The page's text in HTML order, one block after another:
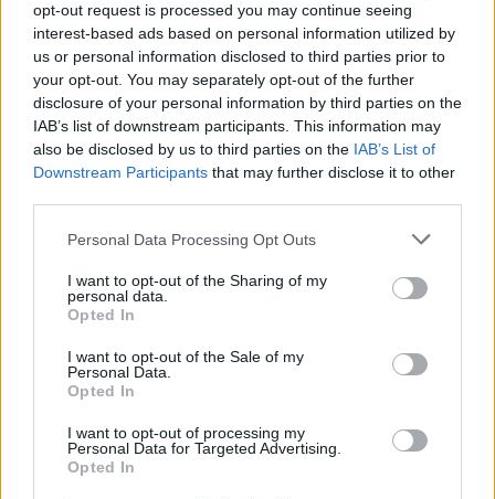
opt-out request is processed you may continue seeing
interest-based ads based on personal information utilized by
us or personal information disclosed to third parties prior to
your opt-out. You may separately opt-out of the further
disclosure of your personal information by third parties on the
IAB’s list of downstream participants. This information may
also be disclosed by us to third parties on the IAB’s List of
Downstream Participants that may further disclose it to other
Please note that this website/app uses one or more Google
not limited to your visit or usage behaviour. You may click to
grant or deny consent to Google and its third-party tags to
use your data for below specified purposes in below Google
consent section.
Personal Data Processing Opt Outs
I want to opt-out of the Sharing of my
personal data.
Opted In
I want to opt-out of the Sale of my
Personal Data.
Opted In
I want to opt-out of processing my
Personal Data for Targeted Advertising.
Opted In